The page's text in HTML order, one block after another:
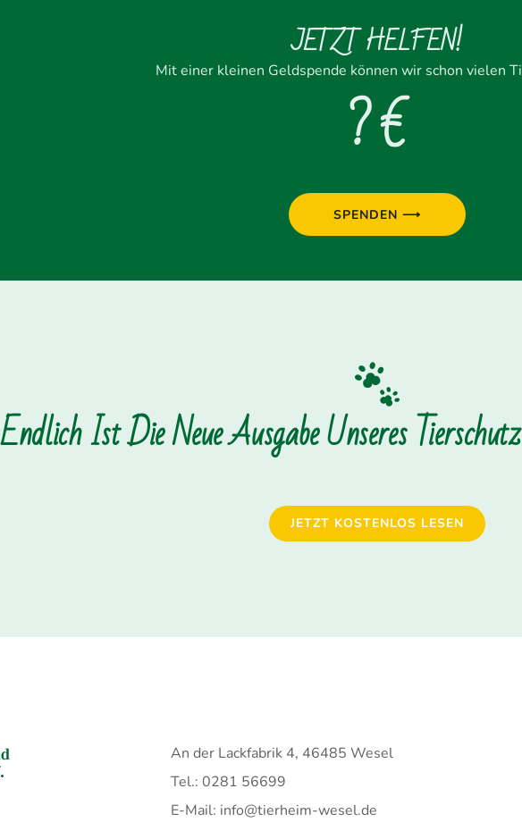
JETZT HELFEN!
Mit einer kleinen Geldspende können wir schon vielen
? €
SPENDEN ⟶
Endlich Ist Die Neue Ausgabe Unseres
JETZT KOSTENLOS LESEN
An der Lackfabrik 4, 46485 Wesel
Tel.: 0281 56699
E-Mail: info@tierheim-wesel.de